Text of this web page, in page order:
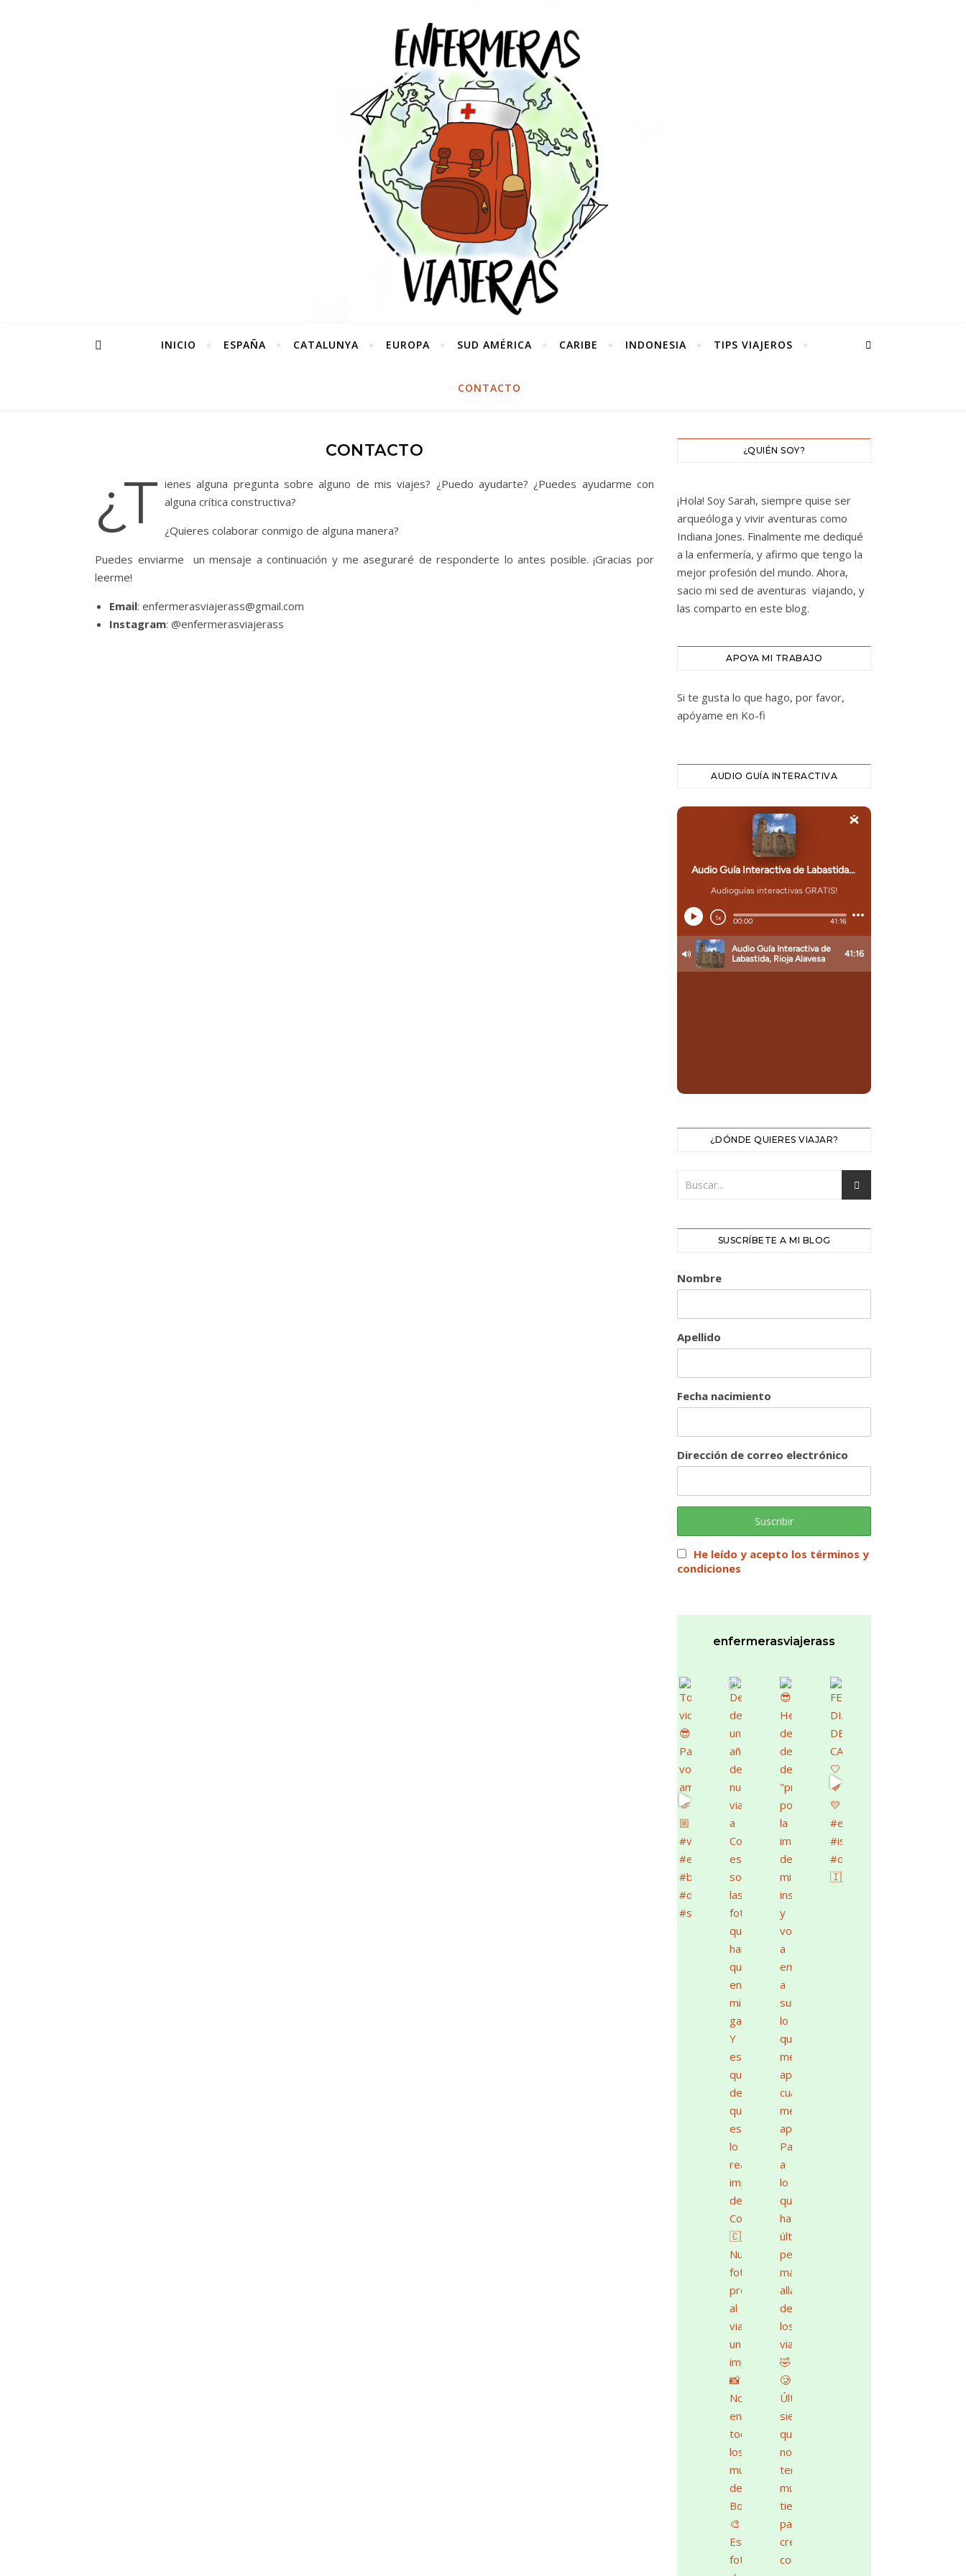
INICIO ESPAÑA CATALUNYA EUROPA SUD AMÉRICA CARIBE INDONESIA TIPS VIAJEROS
CONTACTO
CONTACTO
¿T ienes alguna pregunta sobre alguno de mis viajes? ¿Puedo ayudarte? ¿Puedes ayudarme con
alguna crítica constructiva?
¿Quieres colaborar conmigo de alguna manera?
Puedes enviarme un mensaje a continuación y me aseguraré de responderte lo antes posible. ¡Gracias por
leerme!
Email: enfermerasviajerass@gmail.com
Instagram: @enfermerasviajerass
¿QUIÉN SOY?
¡Hola! Soy Sarah, siempre quise ser
arqueóloga y vivir aventuras como
Indiana Jones. Finalmente me dediqué
a la enfermería, y afirmo que tengo la
mejor profesión del mundo. Ahora,
sacio mi sed de aventuras viajando, y
las comparto en este blog.
APOYA MI TRABAJO
Si te gusta lo que hago, por favor,
apóyame en Ko-fi
AUDIO GUÍA INTERACTIVA
¿DÓNDE QUIERES VIAJAR?
SUSCRÍBETE A MI BLOG
Nombre
Apellido
Fecha nacimiento
Dirección de correo electrónico
He leído y acepto los términos y
condiciones
enfermerasviajerass